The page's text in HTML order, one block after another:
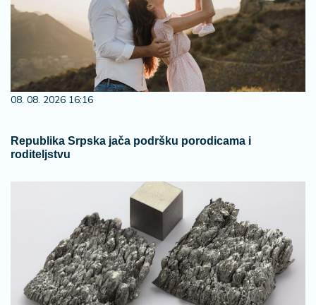
08. 08. 2026 16:16
Republika Srpska jača podršku porodicama i
roditeljstvu